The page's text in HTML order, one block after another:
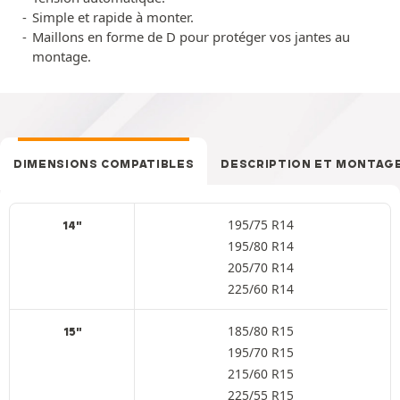
Simple et rapide à monter.
Maillons en forme de D pour protéger vos jantes au
montage.
DIMENSIONS COMPATIBLES DESCRIPTION ET
14"
195/75 R14
195/80 R14
205/70 R14
225/60 R14
15"
185/80 R15
195/70 R15
215/60 R15
225/55 R15